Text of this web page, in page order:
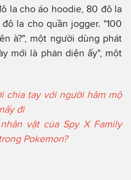
la cho áo hoodie, 80 đô la
la cho quần jogger. "100
à?", một người dùng phát
mới là phản diện ấy", một
chia tay với người hâm mộ
đi
vật của Spy X Family
Pokemon?